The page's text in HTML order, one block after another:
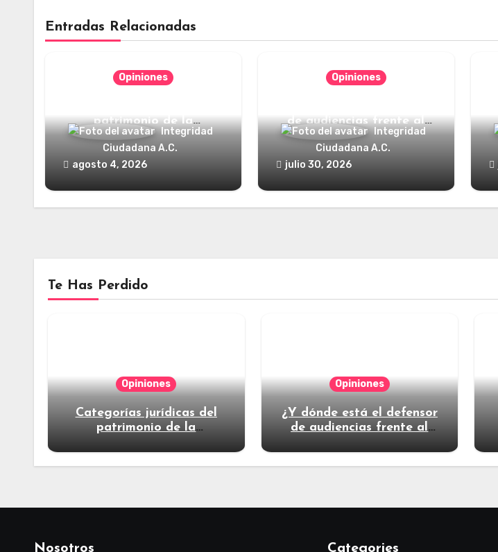
Entradas Relacionadas
Opiniones
patrimonio de la
humanidadIntegridad
Ciudadana A.C.
agosto 4, 2026
Opiniones
de audiencias frente al
poder?Integridad
Ciudadana A.C.
julio 30, 2026
Te Has Perdido
Opiniones
Categorías jurídicas del
patrimonio de la
Opiniones
¿Y dónde está el defensor
de audiencias frente al
Nosotros Categories